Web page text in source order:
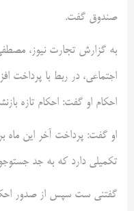
صندوق گفت.
به گزارش تجارت نیوز،
اجتماعی، در ربط با پرداخت
احکام او گفت: احکام تازه
او گفت: پرداخت آخر این ماه
تکمیلی دارد که به جد
گفتنی ست سپس از صدور